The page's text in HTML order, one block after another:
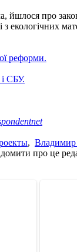
йшлося про
реформи.
СБУ.
, Владимир
про це